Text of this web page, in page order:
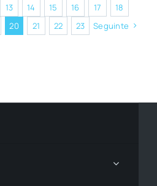
13 14 15 16 17
18
20 21 22 23 Seguinte